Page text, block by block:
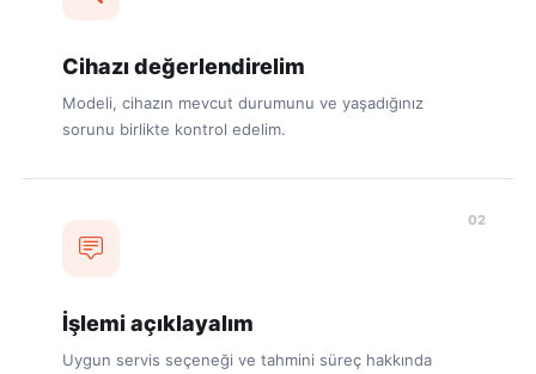
Cihazı değerlendirelim
Modeli, cihazın mevcut durumunu ve yaşadığınız
sorunu birlikte kontrol edelim.
02
İşlemi açıklayalım
Uygun servis seçeneği ve tahmini süreç hakkında